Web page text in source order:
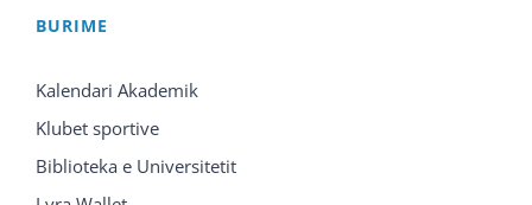
BURIME
Kalendari Akademik
Klubet sportive
Biblioteka e Universitetit